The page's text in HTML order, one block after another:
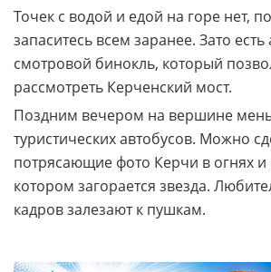
Точек с водой и едой на горе нет,
запаситесь всем заранее. Зато
смотровой бинокль, который
рассмотреть Керченский мост.
Поздним вечером на вершине
туристических автобусов. Можно
потрясающие фото Керчи в огнях и
котором загорается звезда.
кадров залезают к пушкам.